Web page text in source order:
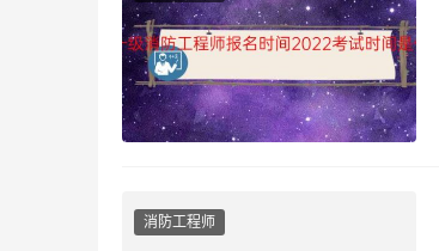
消防工程师